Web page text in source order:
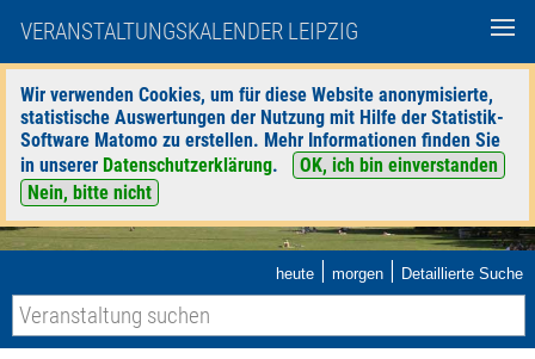
VERANSTALTUNGSKALENDER LEIPZIG
Wir verwenden Cookies, um für diese Website anonymisierte,
statistische Auswertungen der Nutzung mit Hilfe der Statistik-
Software Matomo zu erstellen. Mehr Informationen finden Sie
in unserer Datenschutzerklärung.
OK, ich bin einverstanden
Nein, bitte nicht
heute | morgen | Detaillierte Suche